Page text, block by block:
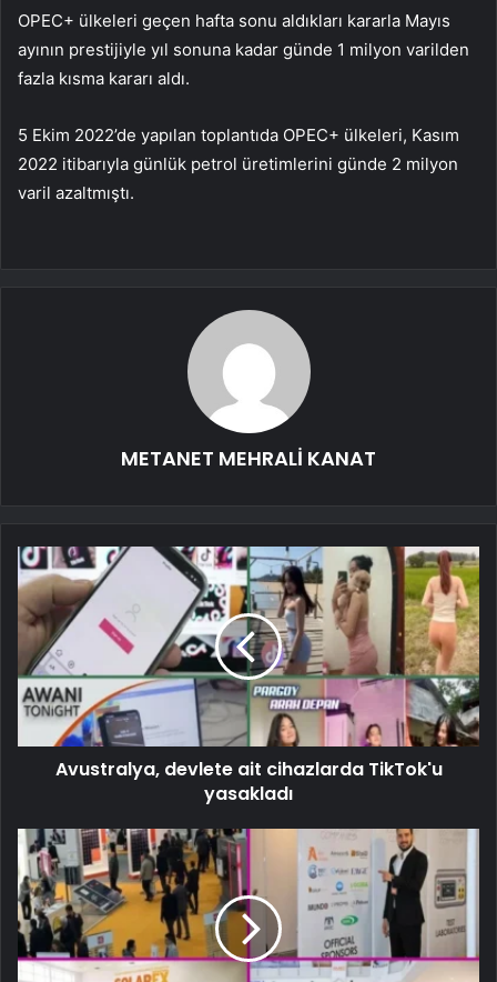
OPEC+ ülkeleri geçen hafta sonu aldıkları kararla Mayıs
ayının prestijiyle yıl sonuna kadar günde 1 milyon varilden
fazla kısma kararı aldı.
5 Ekim 2022’de yapılan toplantıda OPEC+ ülkeleri, Kasım
2022 itibarıyla günlük petrol üretimlerini günde 2 milyon
varil azaltmıştı.
METANET MEHRALİ KANAT
Avustralya, devlete ait cihazlarda TikTok'u
yasakladı